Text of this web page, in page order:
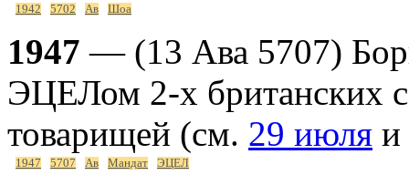
1942 5702 Ав Шоа
1947 — (13 Ава 5707)
ЭЦЕЛом 2-х британских
товарищей (см. 29 июля и
1947 5707 Ав Мандат ЭЦЕЛ